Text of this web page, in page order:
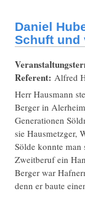
Daniel
Schuft und
Referent: Alfred
Herr Hausmann
Berger in
Generationen
sie Hausmetzger,
Sölde konnte man
Zweitberuf ein
Berger war
denn er baute